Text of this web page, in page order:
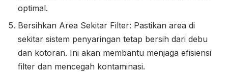
optimal.
Bersihkan Area Sekitar Filter: Pastikan area di
sekitar sistem penyaringan tetap bersih dari debu
dan kotoran. Ini akan membantu menjaga efisiensi
filter dan mencegah kontaminasi.